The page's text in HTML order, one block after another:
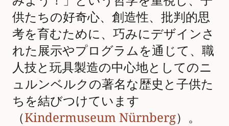
供たちの好奇心、創造性、批判的思
考を育むために、巧みにデザインさ
れた展示やプログラムを通じて、職
人技と玩具製造の中心地としてのニ
ュルンベルクの著名な歴史と子供た
ちを結びつけています
（Kindermuseum Nürnberg）。